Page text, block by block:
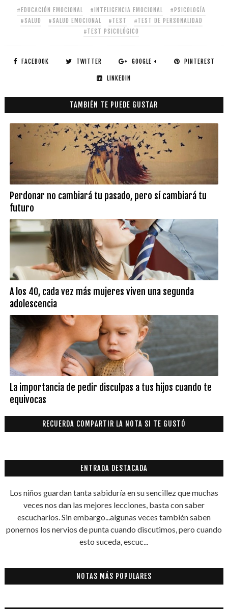
#EDUCACIÓN EMOCIONAL #INTELIGENCIA EMOCIONAL
#PSICOLOGÍA
#SALUD
#SALUD EMOCIONAL #TEST
#TEST DE PERSONALIDAD
#TEST PSICOLÓGICO
FACEBOOK TWITTER GOOGLE + PINTEREST
LINKEDIN
TAMBIÉN TE PUEDE GUSTAR
Perdonar no cambiará tu pasado, pero sí cambiará tu
futuro
A los 40, cada vez más mujeres viven una segunda
adolescencia
La importancia de pedir disculpas a tus hijos cuando te
equivocas
RECUERDA COMPARTIR LA NOTA SI TE GUSTÓ
ENTRADA DESTACADA
Los niños guardan tanta sabiduría en su sencillez que muchas
veces nos dan las mejores lecciones, basta con saber
escucharlos. Sin embargo...algunas veces también saben
ponernos los nervios de punta cuando discutimos, pero cuando
esto suceda, escuc...
NOTAS MÁS POPULARES